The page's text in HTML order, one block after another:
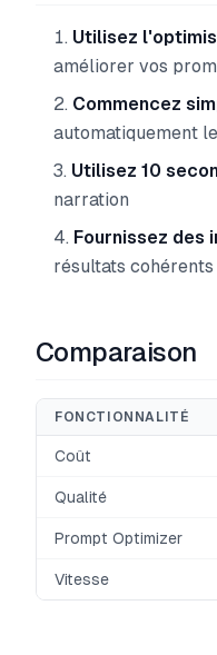
Utilisez
améliorer vos
Commencez
automatiquement
Utilisez 10
narration
Fournissez des
résultats cohérents
Comparaison
FONCTIONNALITÉ
Coût
Qualité
Prompt Optimizer
Vitesse